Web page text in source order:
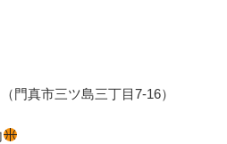
門真市三ツ島三丁目7-16）